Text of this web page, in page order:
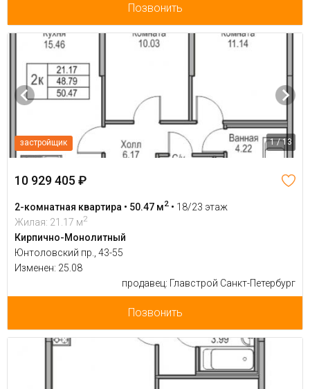
Позвонить
застройщик 1 / 13
10 929 405 ₽
2-комнатная квартира • 50.47 м2 • 18/23 этаж
Жилая: 21.17 м2
Кирпично-Монолитный
Юнтоловский пр., 43-55
Изменен: 25.08
продавец: Главстрой Санкт-Петербург
Позвонить